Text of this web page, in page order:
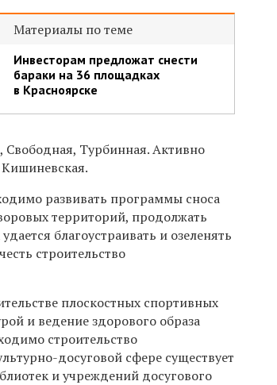
Материалы по теме
Инвесторам предложат снести
бараки на 36 площадках
в Красноярске
Турбинная. Активно
развивать программы сноса
территорий, продолжать
благоустраивать и озеленять
строительство
плоскостных спортивных
и ведение здорового образа
строительство
досуговой сфере существует
и учреждений досугового